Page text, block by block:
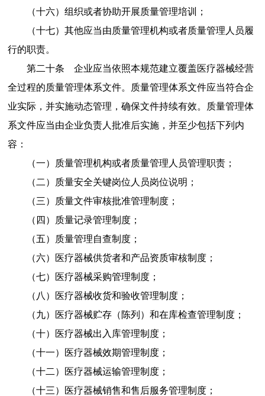
（十六） 组织或者协助开展质量管理培训；
（十七） 其他应当由质量管理机构或者质量管理人员履
行的职责。
第二十条 企业应当依照本规范建立覆盖医疗器械经营
全过程的质量管理体系文件。质量管理体系文件应当符合企
业实际，并实施动态管理，确保文件持续有效。质量管理体
系文件应当由企业负责人批准后实施，并至少包括下列内
容：
（一）
质量管理机构或者质量管理人员管理职责；
（二）
质量安全关键岗位人员岗位说明；
（三）
质量文件审核批准管理制度；
（四）
质量记录管理制度；
（五）
质量管理自查制度；
（六）
医疗器械供货者和产品资质审核制度；
（七）
医疗器械采购管理制度；
（八）
医疗器械收货和验收管理制度；
（九）
医疗器械贮存（陈列）和在库检查管理制度；
（十）
医疗器械出入库管理制度；
（十一）
医疗器械效期管理制度；
（十二）
医疗器械运输管理制度；
（十三）
医疗器械销售和售后服务管理制度；